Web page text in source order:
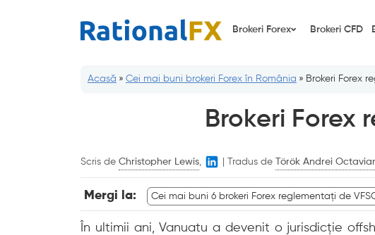
Brokeri Forex Brokeri CFD
Acasă » Cei mai buni brokeri Forex în România » Brokeri Forex
Brokeri Forex
Scris de Christopher Lewis Tradus de Török Andrei
Mergi la: Cei mai buni 6 brokeri Forex reglementați de
În ultimii ani, Vanuatu a devenit o jurisdicție